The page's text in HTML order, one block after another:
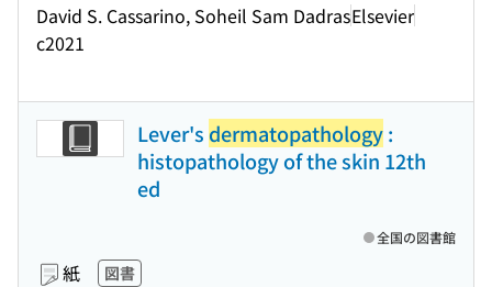
David S. Cassarino, Soheil Sam DadrasElsevier
c2021
Lever's dermatopathology:
histopathology of the skin 12th
ed
紙 図書
全国の図書館